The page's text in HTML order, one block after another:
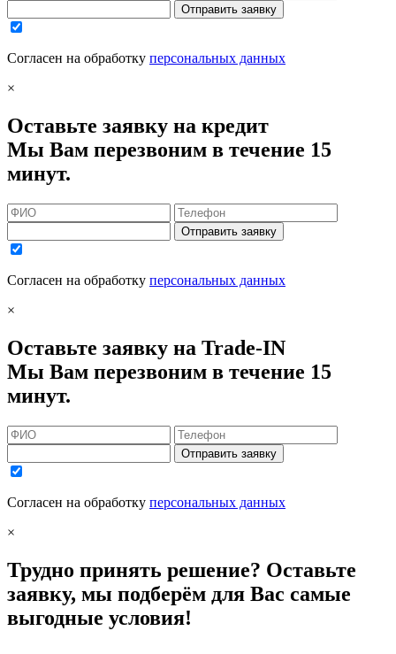
Отправить заявку
Согласен на обработку персональных данных
×
Оставьте заявку на кредит
Мы Вам перезвоним в течение 15
минут.
Отправить заявку
Согласен на обработку персональных данных
×
Оставьте заявку на Trade-IN
Мы Вам перезвоним в течение 15
минут.
Отправить заявку
Согласен на обработку персональных данных
×
Трудно принять решение? Оставьте
заявку, мы подберём для Вас самые
выгодные условия!